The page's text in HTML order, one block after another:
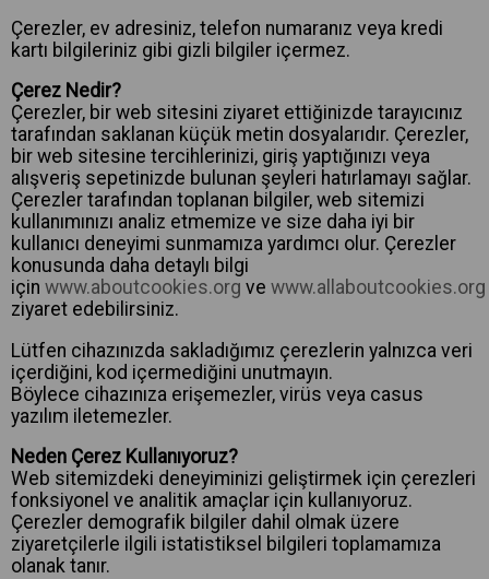
Çerezler, ev adresiniz, telefon numaranız veya kredi
kartı bilgileriniz gibi gizli bilgiler içermez.
Çerez Nedir?
Çerezler, bir web sitesini ziyaret ettiğinizde tarayıcınız
tarafından saklanan küçük metin dosyalarıdır. Çerezler,
bir web sitesine tercihlerinizi, giriş yaptığınızı veya
alışveriş sepetinizde bulunan şeyleri hatırlamayı sağlar.
Çerezler tarafından toplanan bilgiler, web sitemizi
kullanımınızı analiz etmemize ve size daha iyi bir
kullanıcı deneyimi sunmamıza yardımcı olur. Çerezler
konusunda daha detaylı bilgi
için www.aboutcookies.org ve www.allaboutcookies.org
ziyaret edebilirsiniz.
Lütfen cihazınızda sakladığımız çerezlerin yalnızca veri
içerdiğini, kod içermediğini unutmayın.
Böylece cihazınıza erişemezler, virüs veya casus
yazılım iletemezler.
Neden Çerez Kullanıyoruz?
Web sitemizdeki deneyiminizi geliştirmek için çerezleri
fonksiyonel ve analitik amaçlar için kullanıyoruz.
Çerezler demografik bilgiler dahil olmak üzere
ziyaretçilerle ilgili istatistiksel bilgileri toplamamıza
olanak tanır.